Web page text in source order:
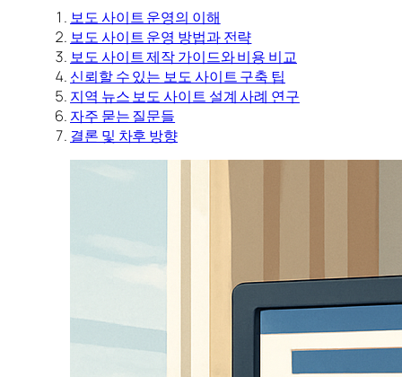
보도 사이트 운영의 이해
보도 사이트 운영 방법과 전략
보도 사이트 제작 가이드와 비용 비교
신뢰할 수 있는 보도 사이트 구축 팁
지역 뉴스 보도 사이트 설계 사례 연구
자주 묻는 질문들
결론 및 차후 방향